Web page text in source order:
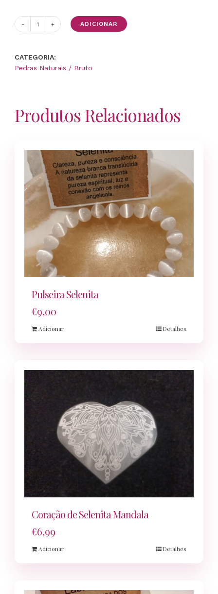
Quantidade
da
Sorte
7
ADICIONAR
CATEGORIA:
Pedras Naturais / Bruto
Produtos Relacionados
Pulseira Selenita
€9,00
Adicionar Detalhes
Coração de Selenita Mandala
€6,99
Adicionar Detalhes